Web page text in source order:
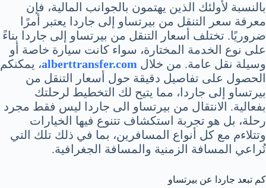
بالنسبة لأولئك الذين يهتمون بالجوانب المالية، فإن
معرفة سعر التنقل من بيرتساو إلى جاردا يعتبر أمرًا
ضروريًا. تختلف أسعار التنقل من بيرتساو إلى جاردا بناءً
على نوع الخدمة المختارة، سواء كانت سيارة خاصة أو
وسيلة نقل عامة. من خلال alberttransfer.com، يمكنكم
الحصول على تفاصيل دقيقة حول أسعار التنقل من
بيرتساو إلى جاردا، مما يتيح لك التخطيط لرحلتك
بفعالية. الانتقال من بيرتساو الى جاردا ليس فقط مجرد
رحلة، بل هو تجربة استكشاف تتنوع فيها الخيارات
وتتلاءم مع كل أنواع المسافرين، بما في ذلك تلك التي
تُراعي المسافة الزمنية والمسافة الجغرافية.
كم تبعد جاردا عن بيرتساو